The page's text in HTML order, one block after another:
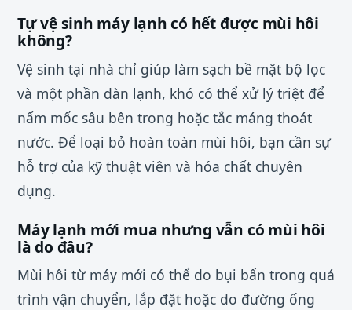
Tự vệ sinh máy lạnh có hết được mùi hôi
không?
Vệ sinh tại nhà chỉ giúp làm sạch bề mặt bộ lọc
và một phần dàn lạnh, khó có thể xử lý triệt để
nấm mốc sâu bên trong hoặc tắc máng thoát
nước. Để loại bỏ hoàn toàn mùi hôi, bạn cần sự
hỗ trợ của kỹ thuật viên và hóa chất chuyên
dụng.
Máy lạnh mới mua nhưng vẫn có mùi hôi
là do đâu?
Mùi hôi từ máy mới có thể do bụi bẩn trong quá
trình vận chuyển, lắp đặt hoặc do đường ống